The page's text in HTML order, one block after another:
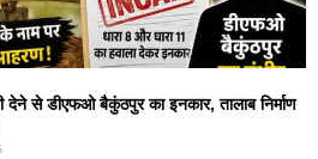
से डीएफओ बैकुंठपुर का इनकार, तालाब निर्माण